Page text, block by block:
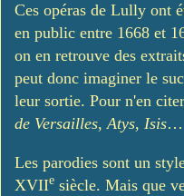
Ces opéras de Lully ont
en public entre 1668 et
on en retrouve des
peut donc imaginer le
leur sortie. Pour n'en
de Versailles,Atys, Isis…
Les parodies sont un
XVIIe siècle. Mais que